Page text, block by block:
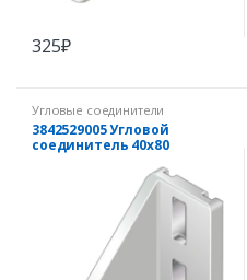
325₽
Угловые соединители
3842529005 Угловой
соединитель 40х80